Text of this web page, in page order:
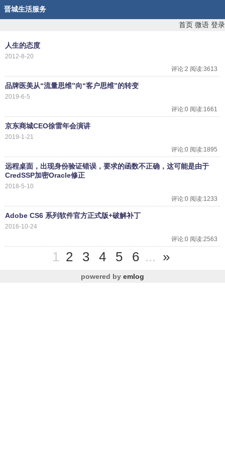
晋城生活服务
首页 微语 登录
人生的态度
2012-8-20
评论:2 阅读:3613
品牌医美从“流量思维”向“客户思维”的转变
2019-6-5
评论:0 阅读:1661
京东商城CEO徐雷年会演讲
2019-1-21
评论:0 阅读:1895
远程桌面，出现身份验证错误，要求的函数不正确，这可能是由于
CredSSP加密Oracle修正
2018-5-10
评论:0 阅读:1233
Adobe CS6 系列软件官方正式版+破解补丁
2016-10-24
评论:0 阅读:2563
1 2 3 4 5 6 ... »
powered by emlog